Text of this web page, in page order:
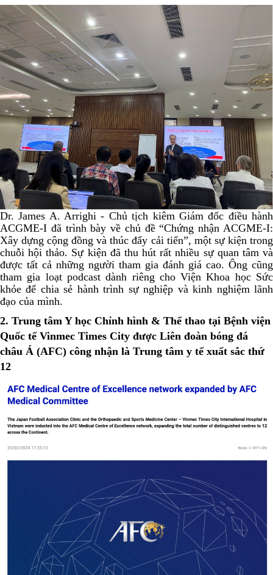
Dr. James A. Arrighi - Chủ tịch kiêm Giám đốc điều hành
ACGME-I đã trình bày về chủ đề “Chứng nhận ACGME-I:
Xây dựng cộng đồng và thúc đẩy cải tiến”, một sự kiện trong
chuỗi hội thảo. Sự kiện đã thu hút rất nhiều sự quan tâm và
được tất cả những người tham gia đánh giá cao. Ông cũng
tham gia loạt podcast dành riêng cho Viện Khoa học Sức
khỏe để chia sẻ hành trình sự nghiệp và kinh nghiệm lãnh
đạo của mình.
2. Trung tâm Y học Chỉnh hình & Thể thao tại Bệnh viện
Quốc tế Vinmec Times City được Liên đoàn bóng đá
châu Á (AFC) công nhận là Trung tâm y tế xuất sắc thứ
12